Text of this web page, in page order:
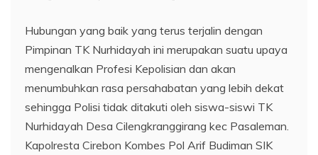
Hubungan yang baik yang terus terjalin dengan
Pimpinan TK Nurhidayah ini merupakan suatu upaya
mengenalkan Profesi Kepolisian dan akan
menumbuhkan rasa persahabatan yang lebih dekat
sehingga Polisi tidak ditakuti oleh siswa-siswi TK
Nurhidayah Desa Cilengkranggirang kec Pasaleman.
Kapolresta Cirebon Kombes Pol Arif Budiman SIK